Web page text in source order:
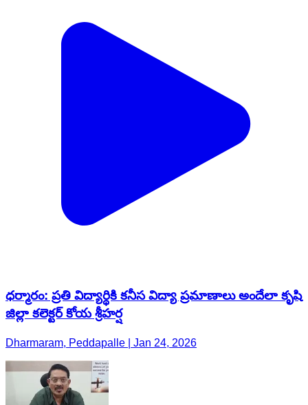
ధర్మారం: ప్రతి విద్యార్థికి కనీస విద్యా ప్రమాణాలు అందేలా కృషి
జిల్లా కలెక్టర్ కోయ శ్రీహర్ష
Dharmaram, Peddapalle | Jan 24, 2026